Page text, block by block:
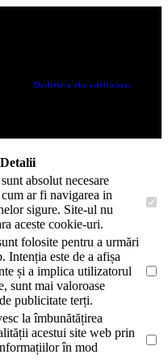
cu Politica de utilizare
Detalii
absolut necesare
ar fi navigarea in
sigure. Site-ul nu
aceste cookie-uri.
folosite pentru a urmări
este de a afișa
și a implica utilizatorul
sunt mai valoroase
publicitate terți.
la îmbunătățirea
acestui site web prin
în mod